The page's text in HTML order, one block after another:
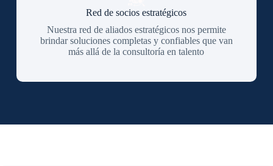
Red de socios estratégicos
Nuestra red de aliados estratégicos nos permite
brindar soluciones completas y confiables que van
más allá de la consultoría en talento